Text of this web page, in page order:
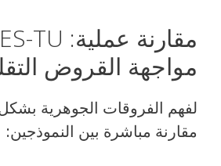
مواجهة القروض
لفهم الفروقات الجوهرية
مقارنة مباشرة بين النموذجين: